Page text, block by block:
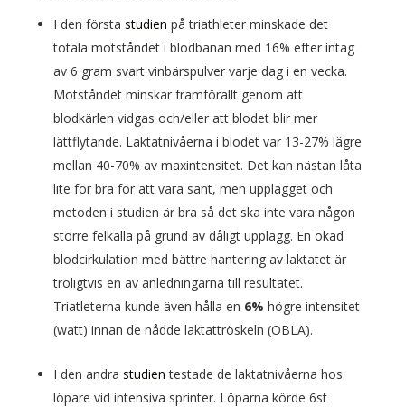
I den första studien på triathleter minskade det
totala motståndet i blodbanan med 16% efter intag
av 6 gram svart vinbärspulver varje dag i en vecka.
Motståndet minskar framförallt genom att
blodkärlen vidgas och/eller att blodet blir mer
lättflytande. Laktatnivåerna i blodet var 13-27% lägre
mellan 40-70% av maxintensitet. Det kan nästan låta
lite för bra för att vara sant, men upplägget och
metoden i studien är bra så det ska inte vara någon
större felkälla på grund av dåligt upplägg. En ökad
blodcirkulation med bättre hantering av laktatet är
troligtvis en av anledningarna till resultatet.
Triatleterna kunde även hålla en 6% högre intensitet
(watt) innan de nådde laktattröskeln (OBLA).
I den andra studien testade de laktatnivåerna hos
löpare vid intensiva sprinter. Löparna körde 6st